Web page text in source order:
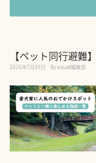
【ペット同行避難
2026年7月30日 By equall編集部